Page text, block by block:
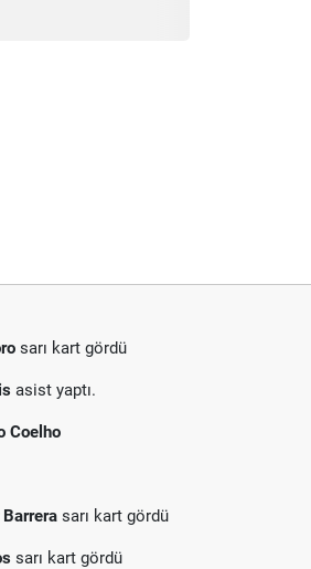
sarı kart gördü
asist yaptı.
Coelho
sarı kart gördü
sarı kart gördü